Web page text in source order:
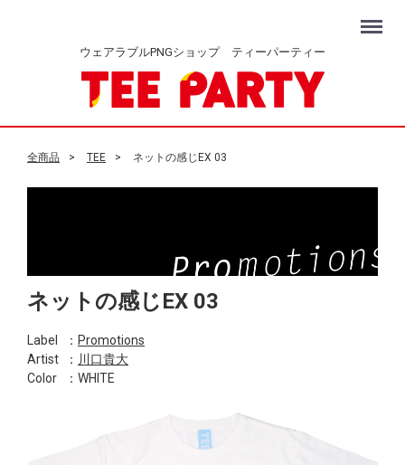
ウェアラブルPNGショップ ティーパーティー
Menu
全商品 TEE ネットの感じEX 03
ネットの感じEX 03
Label ： Promotions
Artist
： 川口貴大
Color
：WHITE